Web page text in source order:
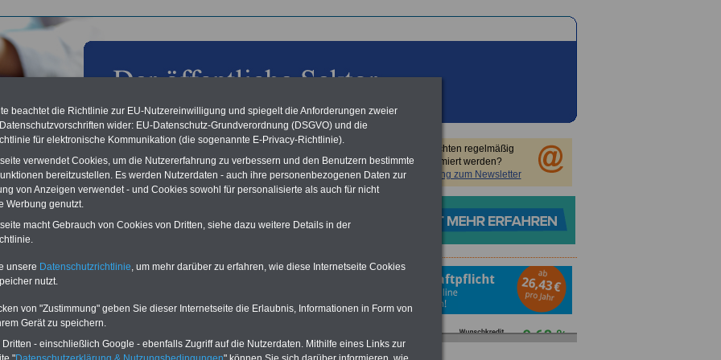
müssen privat vorsorgen; 27.11.2013
Vorteile für den
Dienst
-
-
Sie möchten regelmäßig
informiert werden?
Anmeldung zum Newsletter
beachtet die Richtlinie zur EU-Nutzereinwilligung und spiegelt die Anforderungen zweier
wider: EU-Datenschutz-Grundverordnung (DSGVO) und die
für elektronische Kommunikation (die sogenannte E-Privacy-Richtlinie).
verwendet Cookies, um die Nutzererfahrung zu verbessern und den Benutzern bestimmte
bereitzustellen. Es werden Nutzerdaten - auch ihre personenbezogenen Daten zur
von Anzeigen verwendet - und Cookies sowohl für personalisierte als auch für nicht
Werbung genutzt.
macht Gebrauch von Cookies von Dritten, siehe dazu weitere Details in der
unsere Datenschutzrichtlinie , um mehr darüber zu erfahren, wie diese Internetseite Cookies
nutzt.
von "Zustimmung" geben Sie dieser Internetseite die Erlaubnis, Informationen in Form von
Gerät zu speichern.
- einschließlich Google - ebenfalls Zugriff auf die Nutzerdaten. Mithilfe eines Links zur